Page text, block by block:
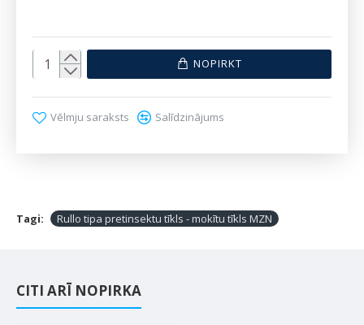
NOPIRKT
Vēlmju saraksts Salīdzinājums
Tagi: Rullo tipa pretinsektu tīkls - mokītu tīkls MZN
CITI ARĪ NOPIRKA